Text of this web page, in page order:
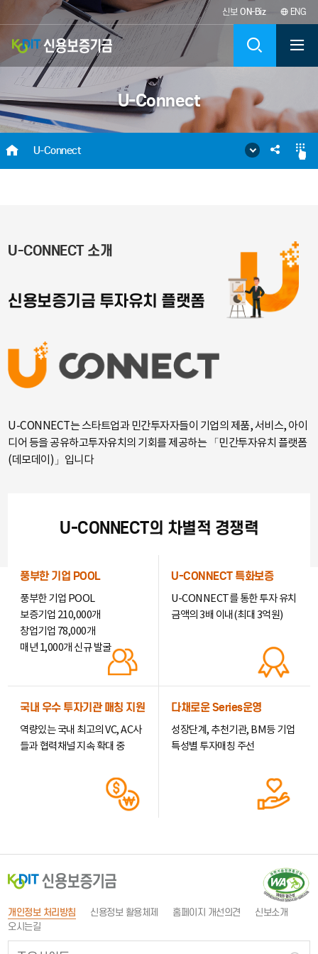
신보 ON-Biz ENG
KODIT
신
용
보
증
CREDIT
FUND
색
U-Connect
HOME
U-Connect
SNS
U-CONNECT 소개
신용보증기금 투자유치 플랫폼
U-CONNECT는 스타트업과 민간투자자들이 기업의 제품, 서비스, 아이
디어 등을 공유하고투자유치의 기회를 제공하는 「민간투자유치 플랫폼
(데모데이)」입니다
U-CONNECT의 차별적 경쟁력
풍부한 기업 POOL
풍부한 기업 POOL
보증기업 210,000개
창업기업 78,000개
매년 1,000개 신규 발굴
U-CONNECT 특화보증
U-CONNECT를 통한 투자 유치
금액의 3배 이내(최대 3억원)
국내 우수 투자기관 매칭 지원
역량있는 국내 최고의 VC, AC사
들과 협력채널 지속 확대 중
다채로운 Series운영
성장단계, 추천기관, BM등 기업
특성별 투자매칭 주선
개인정보 처리방침 신용정보 활용체제 홈페이지 개선의견
신보소개
오시는길
창
열